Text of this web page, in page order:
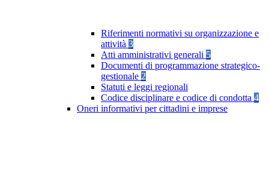
Riferimenti normativi su organizzazione e
attività 3
Atti amministrativi generali 5
Documenti di programmazione strategico-
gestionale 2
Statuti e leggi regionali
Codice disciplinare e codice di condotta 4
Oneri informativi per cittadini e imprese